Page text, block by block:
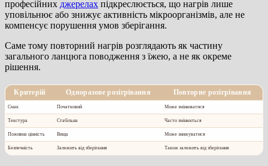
професійних джерелах підкреслюється, що нагрів лише
уповільнює або знижує активність мікроорганізмів, але не
компенсує порушення умов зберігання.
Саме тому повторний нагрів розглядають як частину
загального ланцюга поводження з їжею, а не як окреме
рішення.
Критерій Одноразове розігрівання Повторне розігрівання
Смак Початковий Може змінюватися
Текстура Стабільна Часто змінюється
Поживна цінність Вища Може знижуватися
Безпечність Залежить від зберігання Також залежить від зберігання